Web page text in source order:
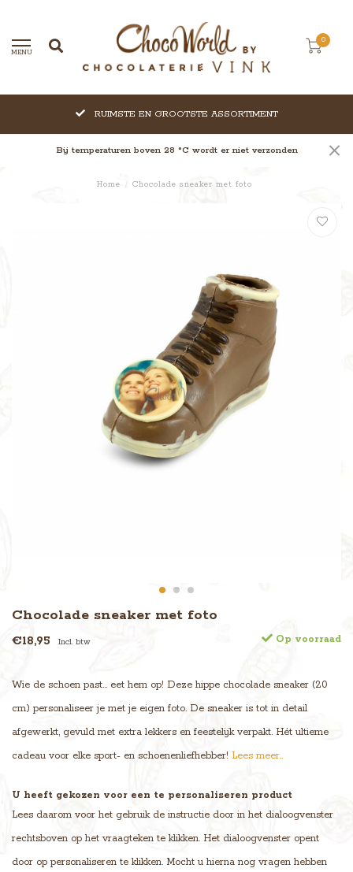
MENU
0
RUIMSTE EN GROOTSTE ASSORTIMENT
Bij temperaturen boven 28 °C wordt er niet verzonden
Home / Chocolade sneaker met foto
Chocolade sneaker met foto
€18,95 Incl. btw Op voorraad
Wie de schoen past... eet hem op! Deze hippe chocolade sneaker (20
cm) personaliseer je met je eigen foto. De sneaker is tot in detail
afgewerkt, gevuld met extra lekkers en feestelijk verpakt. Hét ultieme
cadeau voor elke sport- en schoenenliefhebber! Lees meer..
U heeft gekozen voor een te personaliseren product
Lees daarom voor het gebruik de instructie door in het dialoogvenster
rechtsboven op het vraagteken te klikken. Het dialoogvenster opent
door op personaliseren te klikken. Mocht u hierna nog vragen hebben